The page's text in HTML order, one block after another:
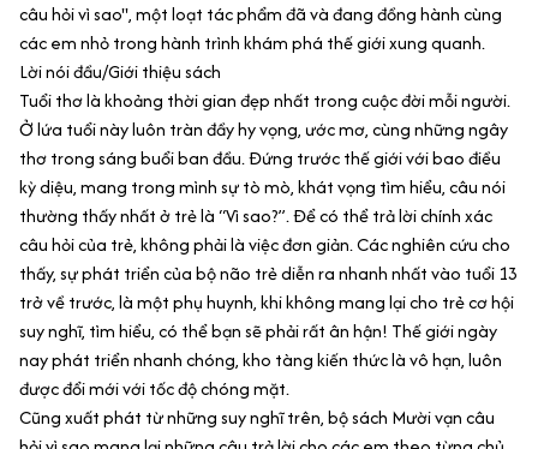
câu hỏi vì sao", một loạt tác phẩm đã và đang đồng hành cùng
các em nhỏ trong hành trình khám phá thế giới xung quanh.
Lời nói đầu/Giới thiệu sách
Tuổi thơ là khoảng thời gian đẹp nhất trong cuộc đời mỗi người.
Ở lứa tuổi này luôn tràn đầy hy vọng, ước mơ, cùng những ngây
thơ trong sáng buổi ban đầu. Đứng trước thế giới với bao điều
kỳ diệu, mang trong mình sự tò mò, khát vọng tìm hiểu, câu nói
thường thấy nhất ở trẻ là “Vì sao?”. Để có thể trả lời chính xác
câu hỏi của trẻ, không phải là việc đơn giản. Các nghiên cứu cho
thấy, sự phát triển của bộ não trẻ diễn ra nhanh nhất vào tuổi 13
trở về trước, là một phụ huynh, khi không mang lại cho trẻ cơ hội
suy nghĩ, tìm hiểu, có thể bạn sẽ phải rất ân hận! Thế giới ngày
nay phát triển nhanh chóng, kho tàng kiến thức là vô hạn, luôn
được đổi mới với tốc độ chóng mặt.
Cũng xuất phát từ những suy nghĩ trên, bộ sách Mười vạn câu